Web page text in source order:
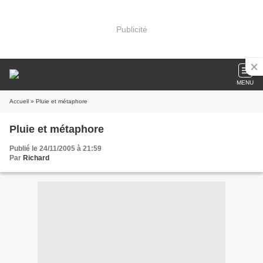
Publicité
MENU
Accueil » Pluie et métaphore
Pluie et métaphore
Publié le 24/11/2005 à 21:59
Par Richard